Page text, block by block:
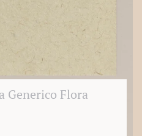
Generico Flora